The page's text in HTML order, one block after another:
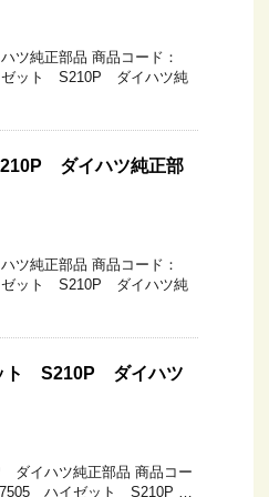
純正部品 商品コード：
ゼット S210P ダイハツ純
ダイハツ純正部
純正部品 商品コード：
ゼット S210P ダイハツ純
ト S210P ダイハツ
イハツ純正部品 商品コー
97505 ハイゼット S210P …